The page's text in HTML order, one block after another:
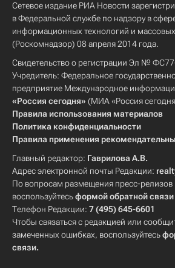
Сетевое издание РИА Новости
в Федеральной службе по надзору в
информационных технологий и
(Роскомнадзор) 08 апреля 2014 года.
Свидетельство о регистрации Эл №
Учредитель: Федеральное
предприятие Международное
«Россия сегодня» (МИА «Россия
Правила использования материалов
Политика конфиденциальности
Правила применения
Главный редактор: Гаврилова А.В.
Адрес электронной почты Редакции:
По вопросам размещения пресс-
воспользуйтесьформой обратной связи
Телефон Редакции: 7 (495) 645-6601
Чтобы связаться с редакцией или
замеченных ошибках, воспользуйтесь
связи.